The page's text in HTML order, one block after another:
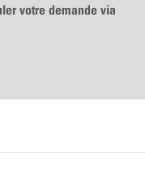
votre demande via